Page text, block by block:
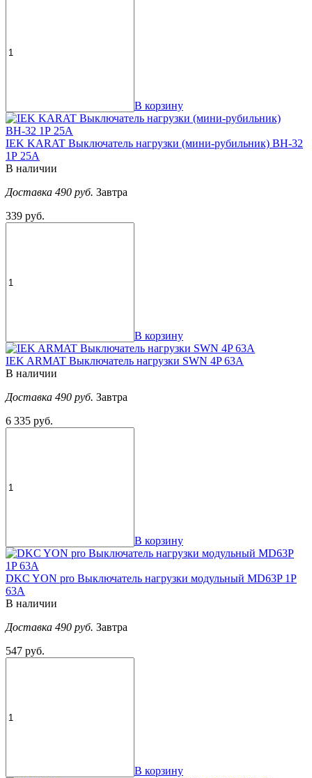
В корзину
IEK KARAT Выключатель нагрузки (мини-рубильник) ВН-32
1Р 25А
В наличии
Доставка 490 руб. Завтра
339 руб.
В корзину
IEK ARMAT Выключатель нагрузки SWN 4P 63А
В наличии
Доставка 490 руб. Завтра
6 335 руб.
В корзину
DKC YON pro Выключатель нагрузки модульный MD63P 1P
63А
В наличии
Доставка 490 руб. Завтра
547 руб.
В корзину